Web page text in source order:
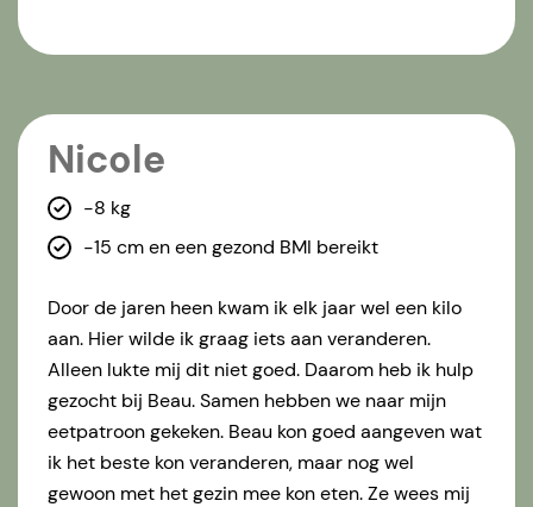
Nicole
-8 kg
-15 cm en een gezond BMI bereikt
Door de jaren heen kwam ik elk jaar wel een kilo
aan. Hier wilde ik graag iets aan veranderen.
Alleen lukte mij dit niet goed. Daarom heb ik hulp
gezocht bij Beau. Samen hebben we naar mijn
eetpatroon gekeken. Beau kon goed aangeven wat
ik het beste kon veranderen, maar nog wel
gewoon met het gezin mee kon eten. Ze wees mij